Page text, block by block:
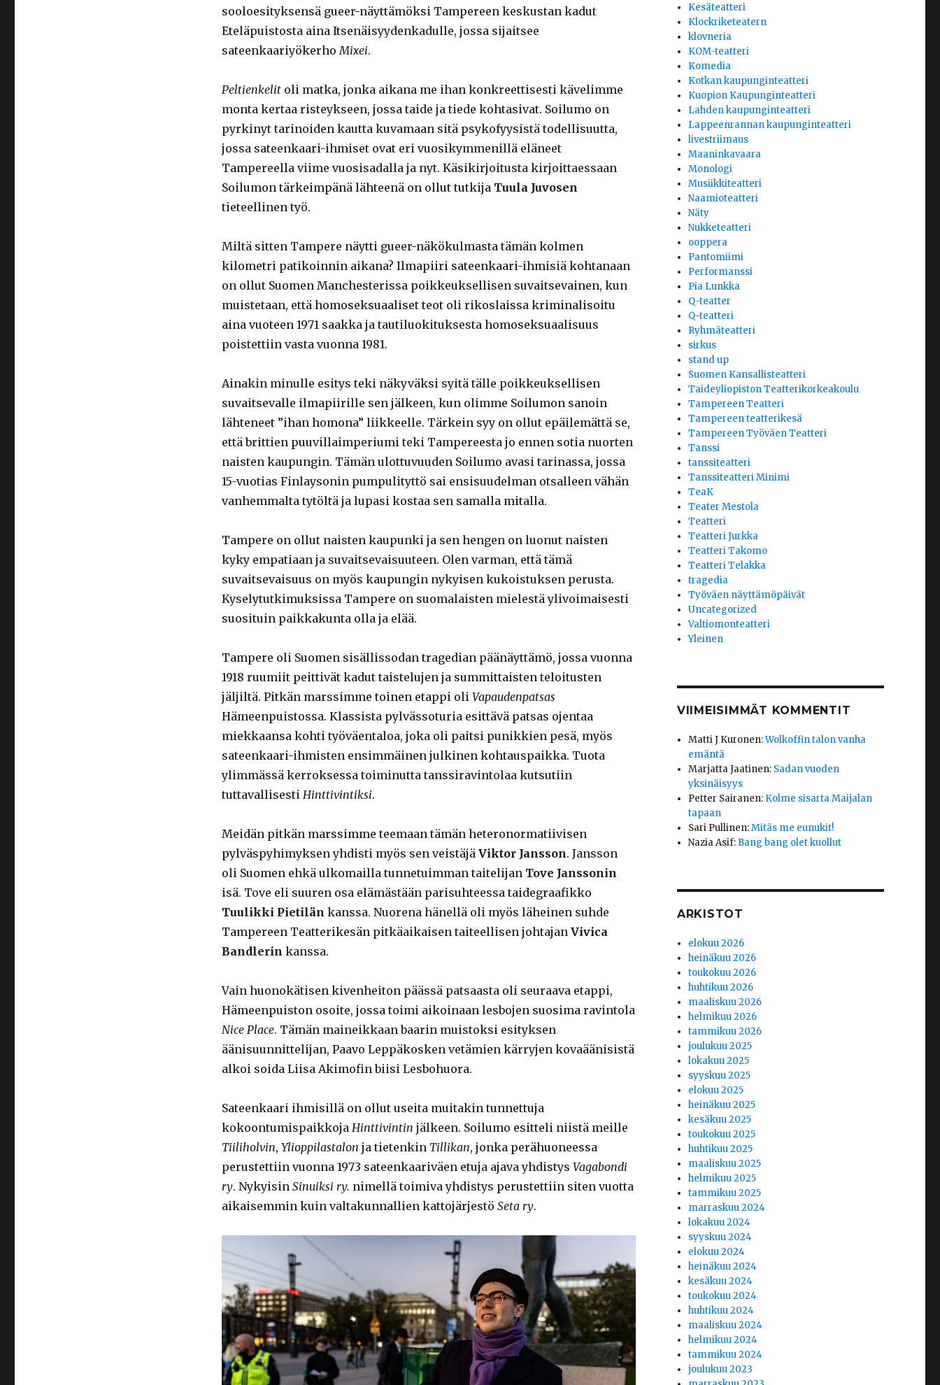
sooloesityksensä gueer-näyttämöksi Tampereen keskustan kadut
Eteläpuistosta aina Itsenäisyydenkadulle, jossa sijaitsee
sateenkaariyökerho Mixei.
Peltienkelitoli matka, jonka aikana me ihan konkreettisesti kävelimme
monta kertaa risteykseen, jossa taide ja tiede kohtasivat. Soilumo on
pyrkinyt tarinoiden kautta kuvamaan sitä psykofyysistä todellisuutta,
jossa sateenkaari-ihmiset ovat eri vuosikymmenillä eläneet
Tampereella viime vuosisadalla ja nyt. Käsikirjoitusta kirjoittaessaan
Soilumon tärkeimpänä lähteenä on ollut tutkija Tuula Juvosen
tieteellinen työ.
Miltä sitten Tampere näytti gueer-näkökulmasta tämän kolmen
kilometri patikoinnin aikana? Ilmapiiri sateenkaari-ihmisiä kohtanaan
on ollut Suomen Manchesterissa poikkeuksellisen suvaitsevainen, kun
muistetaan, että homoseksuaaliset teot oli rikoslaissa kriminalisoitu
aina vuoteen 1971 saakka ja tautiluokituksesta homoseksuaalisuus
poistettiin vasta vuonna 1981.
Ainakin minulle esitys teki näkyväksi syitä tälle poikkeuksellisen
suvaitsevalle ilmapiirille sen jälkeen, kun olimme Soilumon sanoin
lähteneet ”ihan homona” liikkeelle. Tärkein syy on ollut epäilemättä se,
että brittien puuvillaimperiumi teki Tampereesta jo ennen sotia nuorten
naisten kaupungin. Tämän ulottuvuuden Soilumo avasi tarinassa, jossa
15-vuotias Finlaysonin pumpulityttö sai ensisuudelman otsalleen vähän
vanhemmalta tytöltä ja lupasi kostaa sen samalla mitalla.
Tampere on ollut naisten kaupunki ja sen hengen on luonut naisten
kyky empatiaan ja suvaitsevaisuuteen. Olen varman, että tämä
suvaitsevaisuus on myös kaupungin nykyisen kukoistuksen perusta.
Kyselytutkimuksissa Tampere on suomalaisten mielestä ylivoimaisesti
suosituin paikkakunta olla ja elää.
Tampere oli Suomen sisällissodan tragedian päänäyttämö, jossa vuonna
1918 ruumiit peittivät kadut taistelujen ja summittaisten teloitusten
jäljiltä. Pitkän marssimme toinen etappi oli Vapaudenpatsas
Hämeenpuistossa. Klassista pylvässoturia esittävä patsas ojentaa
miekkaansa kohti työväentaloa, joka oli paitsi punikkien pesä, myös
sateenkaari-ihmisten ensimmäinen julkinen kohtauspaikka. Tuota
ylimmässä kerroksessa toiminutta tanssiravintolaa kutsutiin
tuttavallisesti Hinttivintiksi.
Meidän pitkän marssimme teemaan tämän heteronormatiivisen
pylväspyhimyksen yhdisti myös sen veistäjä Viktor Jansson. Jansson
oli Suomen ehkä ulkomailla tunnetuimman taitelijan Tove Janssonin
isä. Tove eli suuren osa elämästään parisuhteessa taidegraafikko
Tuulikki Pietilän kanssa. Nuorena hänellä oli myös läheinen suhde
Tampereen Teatterikesän pitkäaikaisen taiteellisen johtajan Vivica
Bandlerin kanssa.
Vain huonokätisen kivenheiton päässä patsaasta oli seuraava etappi,
Hämeenpuiston osoite, jossa toimi aikoinaan lesbojen suosima ravintola
Nice Place. Tämän maineikkaan baarin muistoksi esityksen
äänisuunnittelijan, Paavo Leppäkosken vetämien kärryjen kovaäänisistä
alkoi soida Liisa Akimofin biisi Lesbohuora.
Sateenkaari ihmisillä on ollut useita muitakin tunnettuja
kokoontumispaikkoja Hinttivintin jälkeen. Soilumo esitteli niistä meille
Tiiliholvin, Ylioppilastalon ja tietenkin Tillikan, jonka perähuoneessa
perustettiin vuonna 1973 sateenkaariväen etuja ajava yhdistys Vagabondi
ry. Nykyisin Sinuiksi ry. nimellä toimiva yhdistys perustettiin siten vuotta
aikaisemmin kuin valtakunnallien kattojärjestö Seta ry.
Kesäteatteri
Klockriketeatern
klovneria
KOM-teatteri
Komedia
Kotkan kaupunginteatteri
Kuopion Kaupunginteatteri
Lahden kaupunginteatteri
Lappeenrannan kaupunginteatteri
livestriimaus
Maaninkavaara
Monologi
Musiikkiteatteri
Naamioteatteri
Näty
Nukketeatteri
ooppera
Pantomiimi
Performanssi
Pia Lunkka
Q-teatter
Q-teatteri
Ryhmäteatteri
sirkus
stand up
Suomen Kansallisteatteri
Taideyliopiston Teatterikorkeakoulu
Tampereen Teatteri
Tampereen teatterikesä
Tampereen Työväen Teatteri
Tanssi
tanssiteatteri
Tanssiteatteri Minimi
TeaK
Teater Mestola
Teatteri
Teatteri Jurkka
Teatteri Takomo
Teatteri Telakka
tragedia
Työväen näyttämöpäivät
Uncategorized
Valtiomonteatteri
Yleinen
VIIMEISIMMÄT KOMMENTIT
Matti J Kuronen:Wolkoffin talon vanha
emäntä
Marjatta Jaatinen: Sadan vuoden
yksinäisyys
Petter Sairanen: Kolme sisarta Maijalan
tapaan
Sari Pullinen:Mitäs me eunukit!
Nazia Asif: Bang bang olet kuollut
ARKISTOT
elokuu 2026
heinäkuu 2026
toukokuu 2026
huhtikuu 2026
maaliskuu 2026
helmikuu 2026
tammikuu 2026
joulukuu 2025
lokakuu 2025
syyskuu 2025
elokuu 2025
heinäkuu 2025
kesäkuu 2025
toukokuu 2025
huhtikuu 2025
maaliskuu 2025
helmikuu 2025
tammikuu 2025
marraskuu 2024
lokakuu 2024
syyskuu 2024
elokuu 2024
heinäkuu 2024
kesäkuu 2024
toukokuu 2024
huhtikuu 2024
maaliskuu 2024
helmikuu 2024
tammikuu 2024
joulukuu 2023